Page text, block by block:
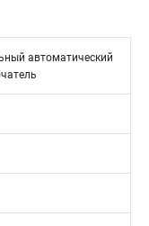
автоматический